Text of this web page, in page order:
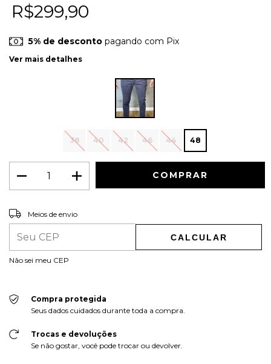
R$299,90
5% de desconto pagando com Pix
Ver mais detalhes
38 40 42 46 44 48
Entregas para o CEP:
Meios de envio
CALCULAR
Não sei meu CEP
Compra protegida
Seus dados cuidados durante toda a compra.
Trocas e devoluções
Se não gostar, você pode trocar ou devolver.